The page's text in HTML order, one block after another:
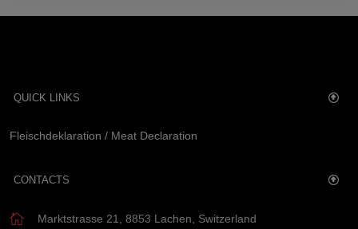
QUICK LINKS
Fleischdeklaration / Meat Declaration
CONTACTS
Marktstrasse 21, 8853 Lachen, Switzerland